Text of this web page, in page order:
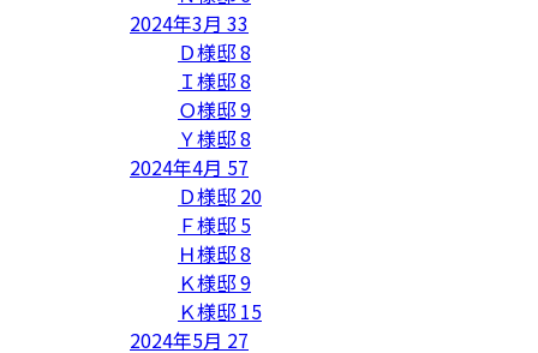
2024年3月 33
Ｄ様邸8
Ｉ様邸8
Ｏ様邸9
Ｙ様邸8
2024年4月 57
Ｄ様邸 20
Ｆ様邸 5
Ｈ様邸8
Ｋ様邸9
Ｋ様邸 15
2024年5月 27